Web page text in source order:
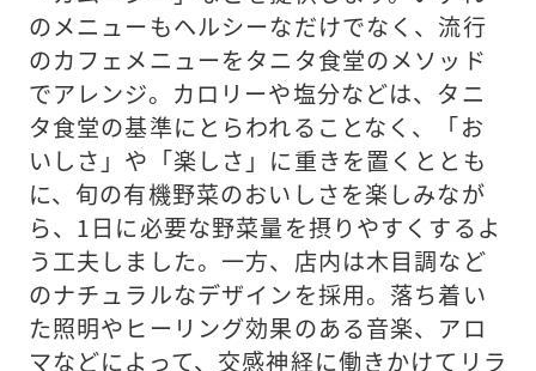
のメニューもヘルシーなだけでなく、流行
のカフェメニューをタニタ食堂のメソッド
でアレンジ。カロリーや塩分などは、タニ
タ食堂の基準にとらわれることなく、「お
いしさ」や「楽しさ」に重きを置くととも
に、旬の有機野菜のおいしさを楽しみなが
ら、1日に必要な野菜量を摂りやすくするよ
う工夫しました。一方、店内は木目調など
のナチュラルなデザインを採用。落ち着い
た照明やヒーリング効果のある音楽、アロ
マなどによって、交感神経に働きかけてリラ